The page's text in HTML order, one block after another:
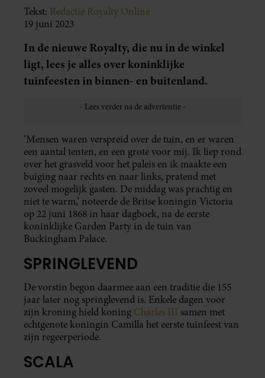
Tekst: Redactie Royalty Online
19 juni 2023
In de nieuwe Royalty, die nu in de winkel
ligt, lees je alles over koninklijke
tuinfeesten in binnen- en buitenland.
‘Mensen waren verspreid over de tuin, en er waren
een aantal tenten, en een grote voor mij. Ik liep rond
over het grasveld voor het paleis en ik maakte een
buiging naar rechts en naar links, pratend met
zoveel mogelijk gasten. De middag was prachtig en
niet te warm,’ noteerde de Britse koningin Victoria
op 22 juni 1868 in haar dagboek, na de eerste
koninklijke Garden Party in de tuin van
Buckingham Palace.
SPRINGLEVEND
De vorstin begon daarmee aan een traditie die 155
jaar later nog springlevend is. Enkele dagen voor
zijn kroning hield koning Charles III samen met
echtgenote koningin Camilla het eerste tuinfeest van
zijn regeerperiode.
SCALA